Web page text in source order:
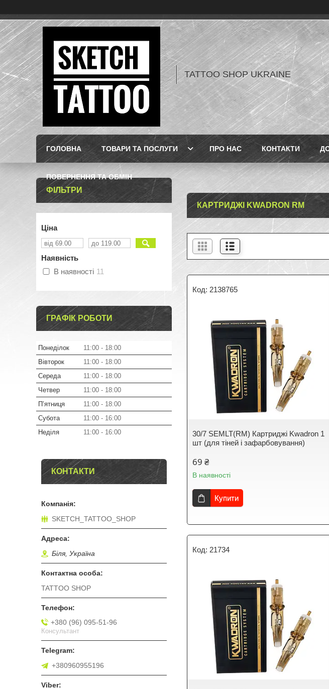
TATTOO SHOP UKRAINE
ГОЛОВНА ТОВАРИ ТА ПОСЛУГИ ПРО НАС КОНТАКТИ
ПОВЕРНЕННЯ ТА ОБМІН
КАРТРИДЖІ KWADRON RM
2138765
30/7 SEMLT(RM) Картриджі Kwadron 1
шт (для тіней і зафарбовування)
69 ₴
В наявності
Купити
21734
ФІЛЬТРИ
Ціна
Наявність
В наявності 11
ГРАФІК РОБОТИ
Понеділок 11:00
18:00
Вівторок
11:00
18:00
Середа
11:00
18:00
Четвер
11:00
18:00
Пʼятниця
11:00
18:00
Субота
11:00
16:00
Неділя
11:00 16:00
КОНТАКТИ
SKETCH_TATTOO_SHOP
Біля, Україна
TATTOO SHOP
+380 (96) 095-51-96
Консультант
+380960955196